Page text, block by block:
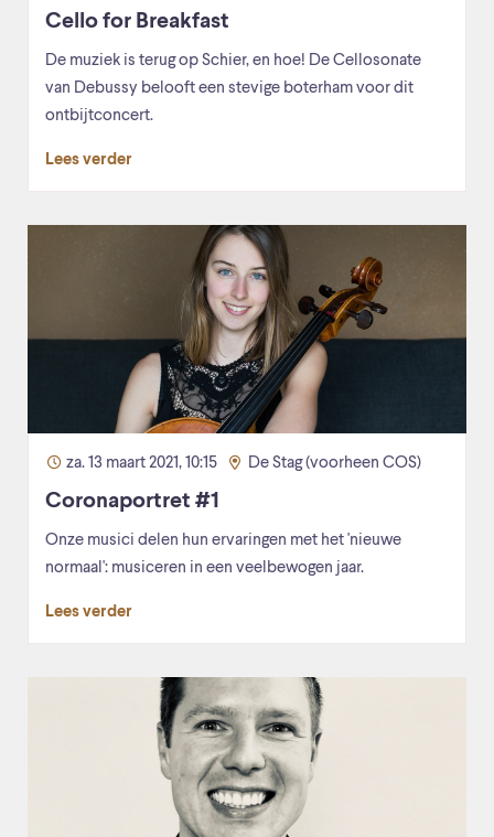
Cello for Breakfast
De muziek is terug op Schier, en hoe! De Cellosonate
van Debussy belooft een stevige boterham voor dit
ontbijtconcert.
Lees verder
za. 13 maart 2021, 10:15 De Stag (voorheen COS)
Coronaportret #1
Onze musici delen hun ervaringen met het 'nieuwe
normaal': musiceren in een veelbewogen jaar.
Lees verder